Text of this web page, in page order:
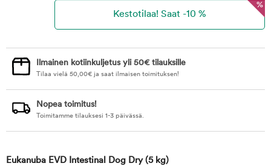
%
Ilmainen kotiinkuljetus yli 50€ tilauksille
Tilaa vielä 50,00€ ja saat ilmaisen toimituksen!
Nopea toimitus!
Toimitamme tilauksesi 1-3 päivässä.
Eukanuba EVD Intestinal Dog Dry (5 kg)